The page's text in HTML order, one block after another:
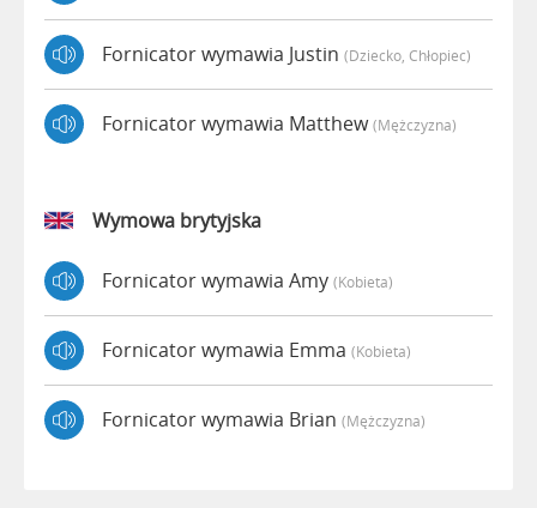
Fornicator wymawia Justin (dziecko, Chłopiec)
Fornicator wymawia Matthew(mężczyzna)
Wymowa brytyjska
Fornicator wymawia Amy (kobieta)
Fornicator wymawia Emma (kobieta)
Fornicator wymawia Brian (mężczyzna)